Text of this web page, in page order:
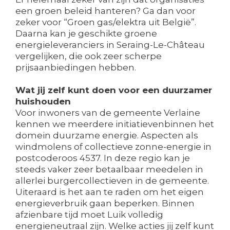
een groen beleid hanteren? Ga dan voor
zeker voor “Groen gas/elektra uit België”.
Daarna kan je geschikte groene
energieleveranciers in Seraing-Le-Château
vergelijken, die ook zeer scherpe
prijsaanbiedingen hebben.
Wat jij zelf kunt doen voor een duurzamer
huishouden
Voor inwoners van de gemeente Verlaine
kennen we meerdere initiatievenbinnen het
domein duurzame energie. Aspecten als
windmolens of collectieve zonne-energie in
postcoderoos 4537. In deze regio kan je
steeds vaker zeer betaalbaar meedelen in
allerlei burgercollectieven in de gemeente.
Uiteraard is het aan te raden om het eigen
energieverbruik gaan beperken. Binnen
afzienbare tijd moet Luik volledig
energieneutraal zijn. Welke acties jij zelf kunt